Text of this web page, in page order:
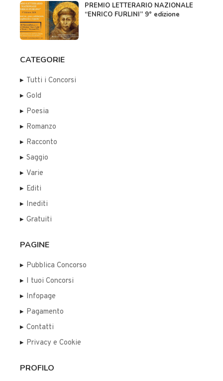
PREMIO LETTERARIO NAZIONALE
“ENRICO FURLINI” 9° edizione
CATEGORIE
Tutti i Concorsi
Gold
Poesia
Romanzo
Racconto
Saggio
Varie
Editi
Inediti
Gratuiti
PAGINE
Pubblica Concorso
I tuoi Concorsi
Infopage
Pagamento
Contatti
Privacy e Cookie
PROFILO